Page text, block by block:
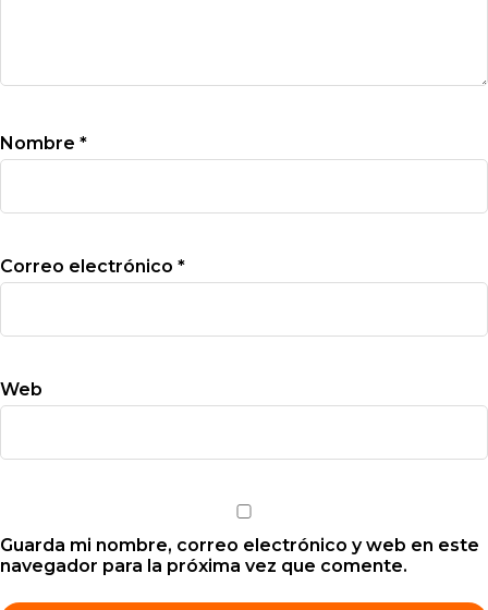
Nombre *
Correo electrónico *
Web
Guarda mi nombre, correo electrónico y web en este
navegador para la próxima vez que comente.